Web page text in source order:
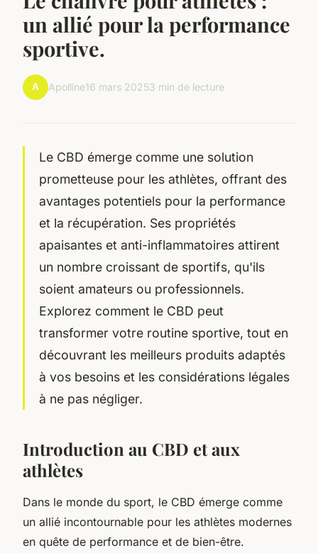
un allié pour la performance
sportive.
A Apolline16 mars 20253 min de lecture
Le CBD émerge comme une solution
prometteuse pour les athlètes, offrant des
avantages potentiels pour la performance
et la récupération. Ses propriétés
apaisantes et anti-inflammatoires attirent
un nombre croissant de sportifs, qu'ils
soient amateurs ou professionnels.
Explorez comment le CBD peut
transformer votre routine sportive, tout en
découvrant les meilleurs produits adaptés
à vos besoins et les considérations légales
à ne pas négliger.
Introduction au CBD et aux
athlètes
Dans le monde du sport, le CBD émerge comme
un allié incontournable pour les athlètes modernes
en quête de performance et de bien-être.